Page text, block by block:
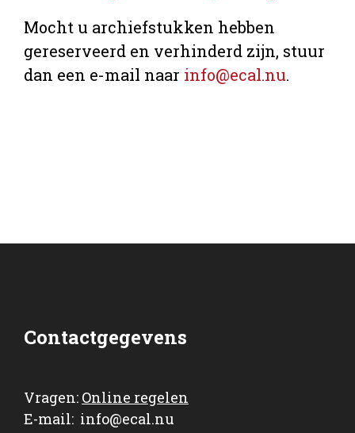
Mocht u archiefstukken hebben
gereserveerd en verhinderd zijn, stuur
dan een e-mail naar info@ecal.nu.
Contactgegevens
Vragen: Online regelen
E-mail: info@ecal.nu